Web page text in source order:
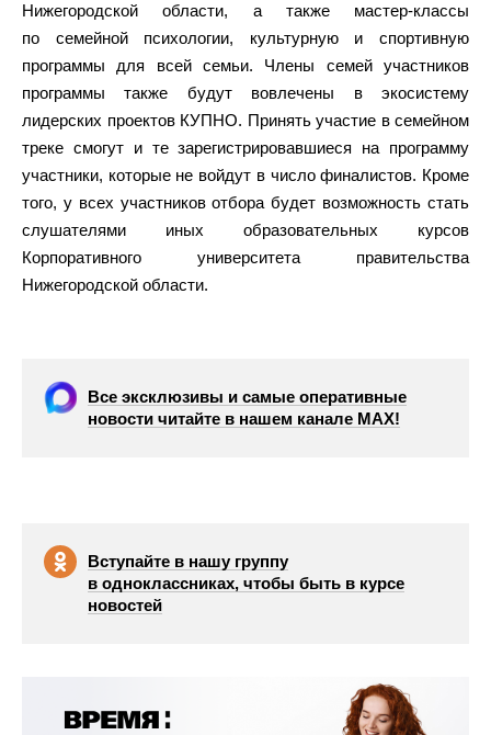
Нижегородской области, а также мастер-классы
по семейной психологии, культурную и спортивную
программы для всей семьи. Члены семей участников
программы также будут вовлечены в экосистему
лидерских проектов КУПНО. Принять участие в семейном
треке смогут и те зарегистрировавшиеся на программу
участники, которые не войдут в число финалистов. Кроме
того, у всех участников отбора будет возможность стать
слушателями иных образовательных курсов
Корпоративного университета правительства
Нижегородской области.
Все эксклюзивы и самые оперативные
новости читайте в нашем канале МАХ!
Вступайте в нашу группу
в одноклассниках, чтобы быть в курсе
новостей